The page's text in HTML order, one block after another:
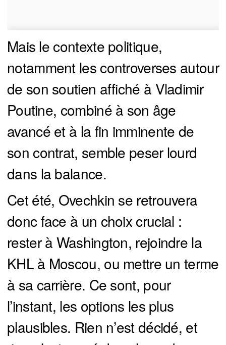
Mais le contexte politique,
notamment les controverses autour
de son soutien affiché à Vladimir
Poutine, combiné à son âge
avancé et à la fin imminente de
son contrat, semble peser lourd
dans la balance.
Cet été, Ovechkin se retrouvera
donc face à un choix crucial :
rester à Washington, rejoindre la
KHL à Moscou, ou mettre un terme
à sa carrière. Ce sont, pour
l’instant, les options les plus
plausibles. Rien n’est décidé, et